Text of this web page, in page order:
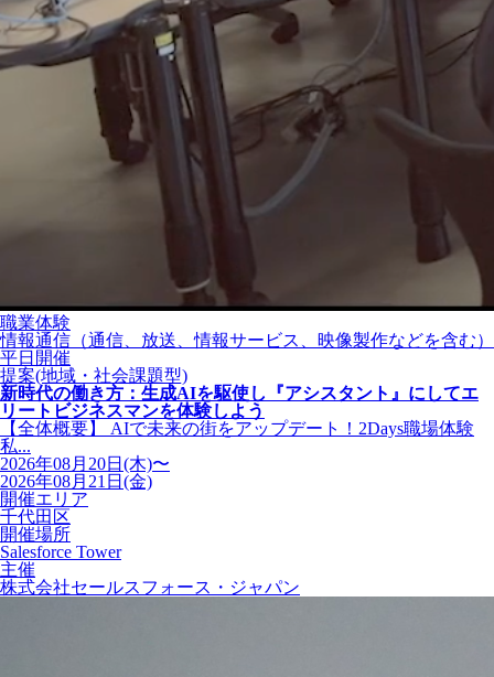
職業体験
情報通信（通信、放送、情報サービス、映像製作などを含む）
平日開催
提案(地域・社会課題型)
新時代の働き方：生成AIを駆使し『アシスタント』にしてエ
リートビジネスマンを体験しよう
【全体概要】 AIで未来の街をアップデート！2Days職場体験
私...
2026年08月20日(木)〜
2026年08月21日(金)
開催エリア
千代田区
開催場所
Salesforce Tower
主催
株式会社セールスフォース・ジャパン